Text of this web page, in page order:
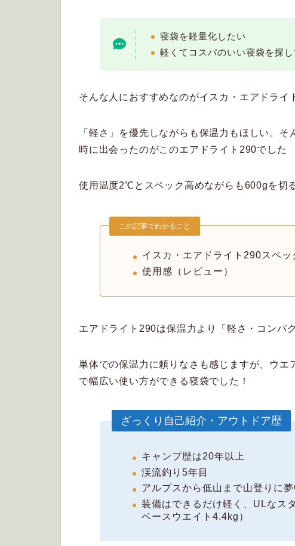
寝袋を軽量化したい
軽くてコスパのいい寝袋を探
そんな人におすすめなのがイスカ・エアドライ
「軽さ」を優先しながらも保温力もほしい。
時に出会ったのがこのエアドライト290でした
使用温度2℃とスペック高めながらも600gを切
この記事でわかること
イスカ・エアドライト290スペッ
使用感（レビュー）
エアドライト290は保温力より「軽さ・コンパ
単体での保温力に頼りなさも感じますが、ウ
で幅広い使い方ができる寝袋でした！
ざっくり自己紹介・アウトドア歴
キャンプ歴は20年以上
渓流釣り5年目
アルプスから低山まで山登りに夢
装備はできるだけ軽く、ULなス
ベースウエイト4.4kg）